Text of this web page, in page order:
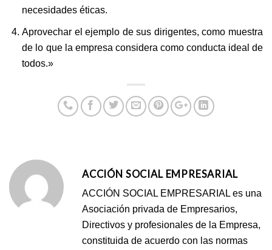
necesidades éticas.
Aprovechar el ejemplo de sus dirigentes, como muestra
de lo que la empresa considera como conducta ideal de
todos.»
ACCIÓN SOCIAL EMPRESARIAL
ACCIÓN SOCIAL EMPRESARIAL es una
Asociación privada de Empresarios,
Directivos y profesionales de la Empresa,
constituida de acuerdo con las normas